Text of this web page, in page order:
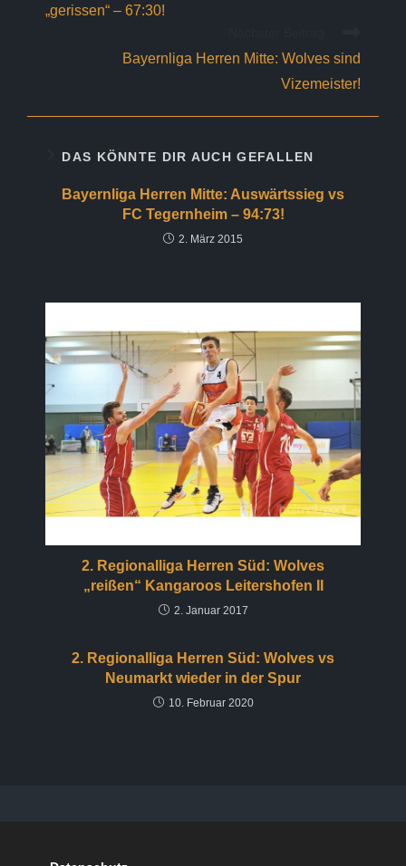
„gerissen“ – 67:30!
Bayernliga Herren Mitte: Wolves sind
Vizemeister!
DAS KÖNNTE DIR AUCH GEFALLEN
Bayernliga Herren Mitte: Auswärtssieg vs
FC Tegernheim – 94:73!
2. März 2015
2. Regionalliga Herren Süd: Wolves
„reißen“ Kangaroos Leitershofen II
2. Januar 2017
2. Regionalliga Herren Süd: Wolves vs
Neumarkt wieder in der Spur
10. Februar 2020